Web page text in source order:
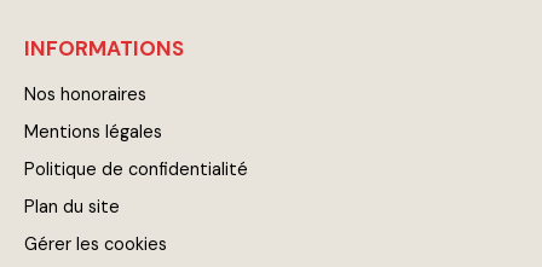
INFORMATIONS
Nos honoraires
Mentions légales
Politique de confidentialité
Plan du site
Gérer les cookies